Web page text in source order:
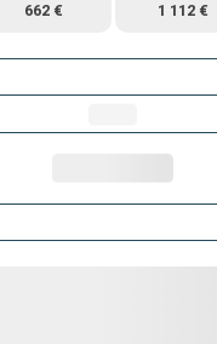
662 €
1 112 €